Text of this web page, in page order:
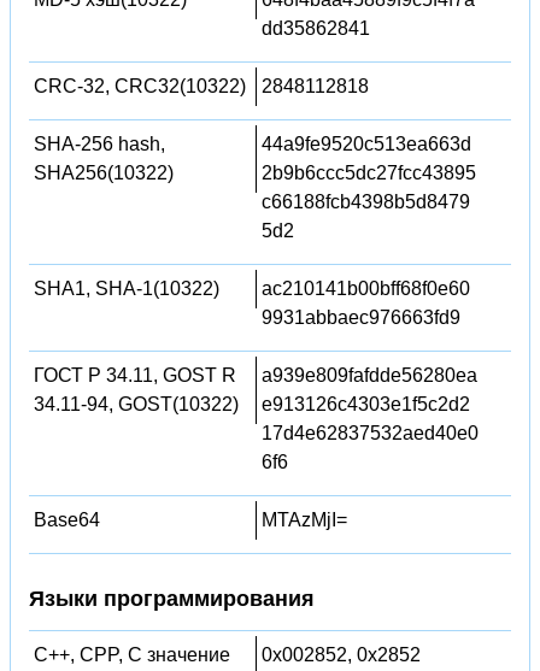
dd35862841
CRC-32, CRC32(10322) 2848112818
SHA-256 hash,
SHA256(10322)
44a9fe9520c513ea663d
2b9b6ccc5dc27fcc43895
c66188fcb4398b5d8479
5d2
SHA1, SHA-1(10322)
ac210141b00bff68f0e60
9931abbaec976663fd9
ГОСТ Р 34.11, GOST R
34.11-94, GOST(10322)
a939e809fafdde56280ea
e913126c4303e1f5c2d2
17d4e62837532aed40e0
6f6
Base64 MTAzMjI=
Языки программирования
C++, CPP, C значение
0x002852, 0x2852